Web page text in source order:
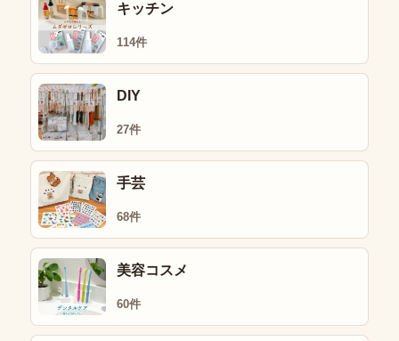
キッチン
114件
DIY
27件
手芸
68件
美容コスメ
60件